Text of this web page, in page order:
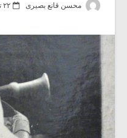
محسن قانع بصیری ۲۲ تیر ۱۳۹۹